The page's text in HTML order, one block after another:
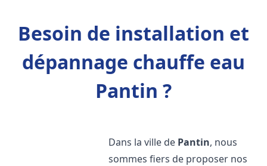
Besoin de installation et
dépannage chauffe eau
Pantin ?
Dans la ville de Pantin, nous
sommes fiers de proposer nos